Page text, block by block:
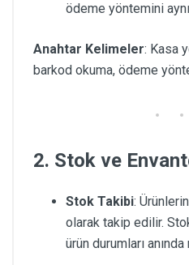
ödeme yöntemini
Anahtar Kelimeler: Kasa
barkod okuma, ödeme
2. Stok ve
Stok Takibi: Ürünlerin
olarak takip edilir.
ürün durumları anında